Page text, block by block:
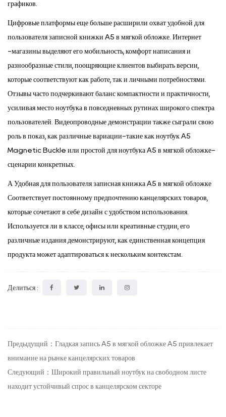
графиков.
Цифровые платформы еще больше расширили охват удобной для
пользователя записной книжки A5 в мягкой обложке. Интернет
-магазины выделяют его мобильность, комфорт написания и
разнообразные стили, поощряющие клиентов выбирать версии,
которые соответствуют как работе, так и личными потребностями.
Отзывы часто подчеркивают баланс компактности и практичности,
усиливая место ноутбука в повседневных рутинах широкого спектра
пользователей. Видеопроводные демонстрации также сыграли свою
роль в показ, как различные вариации-такие как ноутбук A5
Magnetic Buckle или простой для ноутбука A5 в мягкой обложке-
сценарии конкретных.
А Удобная для пользователя записная книжка A5 в мягкой обложке
Соответствует постоянному предпочтению канцелярских товаров,
которые сочетают в себе дизайн с удобством использования.
Используется ли в классе, офисы или креативные студии, его
различные издания демонстрируют, как единственная концепция
продукта может адаптироваться к нескольким контекстам.
Делиться :
Предыдущий：Гладкая запись A5 в мягкой обложке A5 привлекает
внимание на рынке канцелярских товаров
Следующий：Широкий правильный ноутбук на свободном листе
находит устойчивый спрос в канцелярском секторе